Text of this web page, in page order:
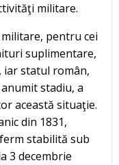
militare.
pentru cei
suplimentare,
iar statul român,
stadiu, a
această situaţie.
din 1831,
stabilită sub
3 decembrie